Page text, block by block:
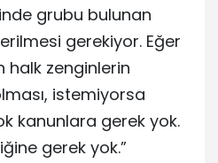
grubu bulunan
gerekiyor. Eğer
halk zenginlerin
istemiyorsa
kanunlara gerek yok.
gerek yok.”